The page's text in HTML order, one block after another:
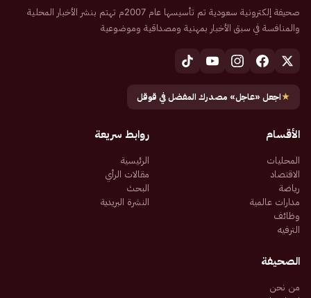
صحيفة إلكترونية سعودية تم تأسيسها عام 2007م تهتم بنشر الأخبار المحلية
والمنافسة في سبق الأخبار بمهنية ومصداقية وموضوعية
★اجعل «عاجل» مصدرك المفضل في قوقل
الأقسام
المحليات
الاقتصاد
رياضة
مدارات عالمية
وظائف
الترفيه
روابط سريعة
الرئيسية
مقالات الرأي
البحث
النشرة البريدية
الصحيفة
من نحن